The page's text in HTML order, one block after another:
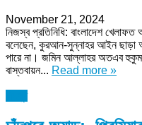
November 21, 2024
নিজস্ব প্রতিনিধি: বাংলাদেশ খেলাফত
বলেছেন, কুরআন-সুন্নাহর আইন ছাড়া
পারে না। জমিন আল্লাহর অতএব
বাস্তবায়ন... Read more »